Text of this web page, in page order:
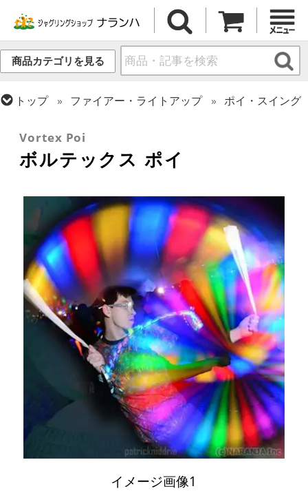
商品カテゴリを見る
トップ ファイアー・ライトアップ
ポイ・スイング
Vortex Poi
ボルテックス ポイ
イメージ画像1